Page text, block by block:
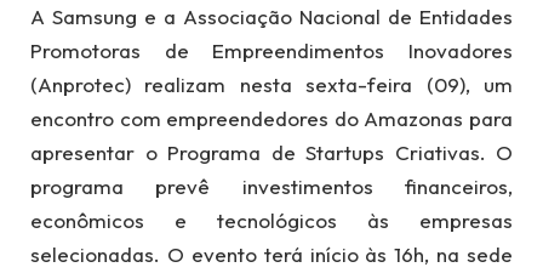
A Samsung e a Associação Nacional de Entidades
Promotoras de Empreendimentos Inovadores
(Anprotec) realizam nesta sexta-feira (09), um
encontro com empreendedores do Amazonas para
apresentar o Programa de Startups Criativas. O
programa prevê investimentos financeiros,
econômicos e tecnológicos às empresas
selecionadas. O evento terá início às 16h, na sede